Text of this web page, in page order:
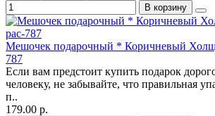
В корзину
Мешочек подарочный * Коричневый
787
Если вам предстоит купить подарок
человеку, не забывайте, что правильная
п..
179.00 р.